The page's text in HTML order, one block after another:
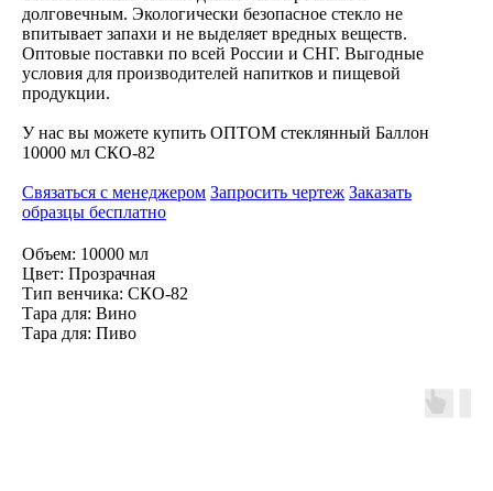
долговечным. Экологически безопасное стекло не
впитывает запахи и не выделяет вредных веществ.
Оптовые поставки по всей России и СНГ. Выгодные
условия для производителей напитков и пищевой
продукции.
У нас вы можете купить ОПТОМ стеклянный Баллон
10000 мл СКО-82
Связаться с менеджером Запросить чертеж Заказать
образцы бесплатно
Объем: 10000 мл
Цвет: Прозрачная
Тип венчика: СКО-82
Тара для: Вино
Тара для: Пиво